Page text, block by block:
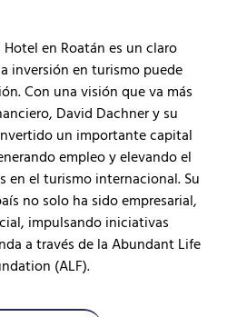
en Roatán es un claro
inversión en turismo puede
Con una visión que va más
David Dachner y su
un importante capital
empleo y elevando el
en el turismo internacional. Su
no solo ha sido empresarial,
impulsando iniciativas
a través de la Abundant Life
(ALF).